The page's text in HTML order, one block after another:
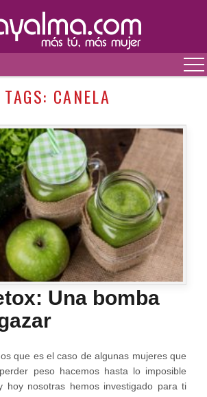
CANELA
Una bomba
que es el caso de algunas mujeres que
peso hacemos hasta lo imposible
hoy nosotras hemos investigado para ti